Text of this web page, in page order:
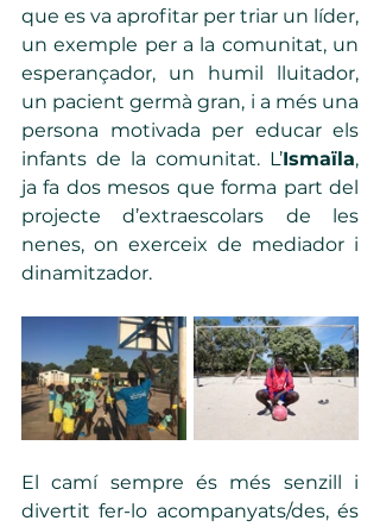
que es va aprofitar per triar un líder,
un exemple per a la comunitat, un
esperançador, un humil lluitador,
un pacient germà gran, i a més una
persona motivada per educar els
infants de la comunitat. L’Ismaïla,
ja fa dos mesos que forma part del
projecte d’extraescolars de les
nenes, on exerceix de mediador i
dinamitzador.
El camí sempre és més senzill i
divertit fer-lo acompanyats/des, és